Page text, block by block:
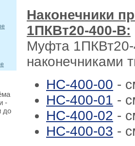
Наконечники
1ПКВт20-400-В:
Муфта 1ПКВт20-
наконечниками
НС-400-00 -
НС-400-01 -
НС-400-02 -
НС-400-03 -
-
до